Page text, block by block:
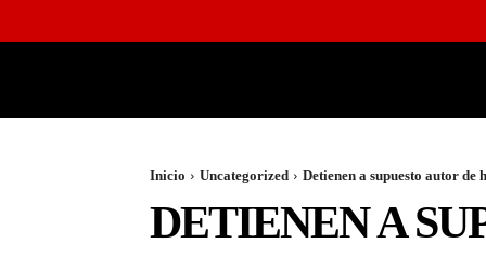
Inicio Uncategorized Detienen a supuesto autor de
DETIENEN A